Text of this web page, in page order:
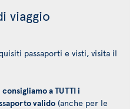
viaggio
passaporti e visti, visita il
consigliamo a TUTTI i
valido (anche per le